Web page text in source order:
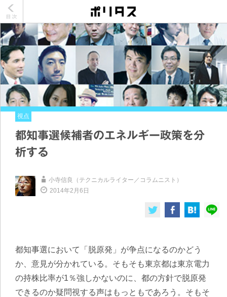
視点
都知事選候補者のエネルギー政策を分
析する
小寺信良（テクニカルライター／コラムニスト）
2014年2月6日
都知事選において「脱原発」が争点になるのかどう
か、意見が分かれている。そもそも東京都は東京電力
の持株比率が1％強しかないのに、都の方針で脱原発
できるのか疑問視する声はもっともであろう。そもそ